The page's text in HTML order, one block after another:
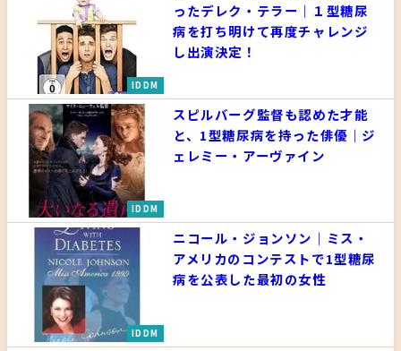
IDDM
ったデレク・テラー｜１型糖尿
病を打ち明けて再度チャレンジ
し出演決定！
IDDM
スピルバーグ監督も認めた才能
と、1型糖尿病を持った俳優｜ジ
ェレミー・アーヴァイン
IDDM
ニコール・ジョンソン｜ミス・
アメリカのコンテストで1型糖尿
病を公表した最初の女性